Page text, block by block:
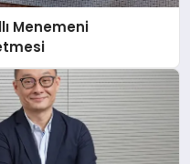
Menemeni